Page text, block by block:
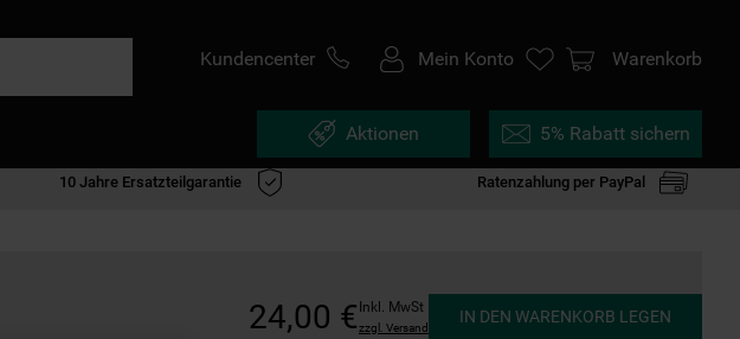
Kundencenter Mein Konto Warenkorb
Aktionen 5% Rabatt sichern
10 Jahre Ersatzteilgarantie Ratenzahlung per PayPal
24,00 € Inkl. MwSt
zzgl. Versand
IN DEN WARENKORB LEGEN